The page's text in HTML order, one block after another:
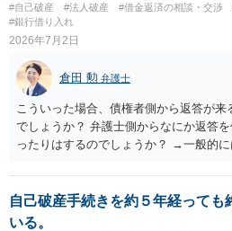
#自己破産 #法人破産 #借金返済の相談・交渉
#銀行借り入れ
2026年7月2日
倉田 勲 弁護士
こういった場合、債権者側から返答が
でしょうか？ 弁護士側からなにか返答
ったりはするのでしょうか？ →一般的
している金額などを記載して申立しま
延ばしにされるというわけではありま
る弁護士にご確認ください。
自己破産手続きを約５年経っても
いる。